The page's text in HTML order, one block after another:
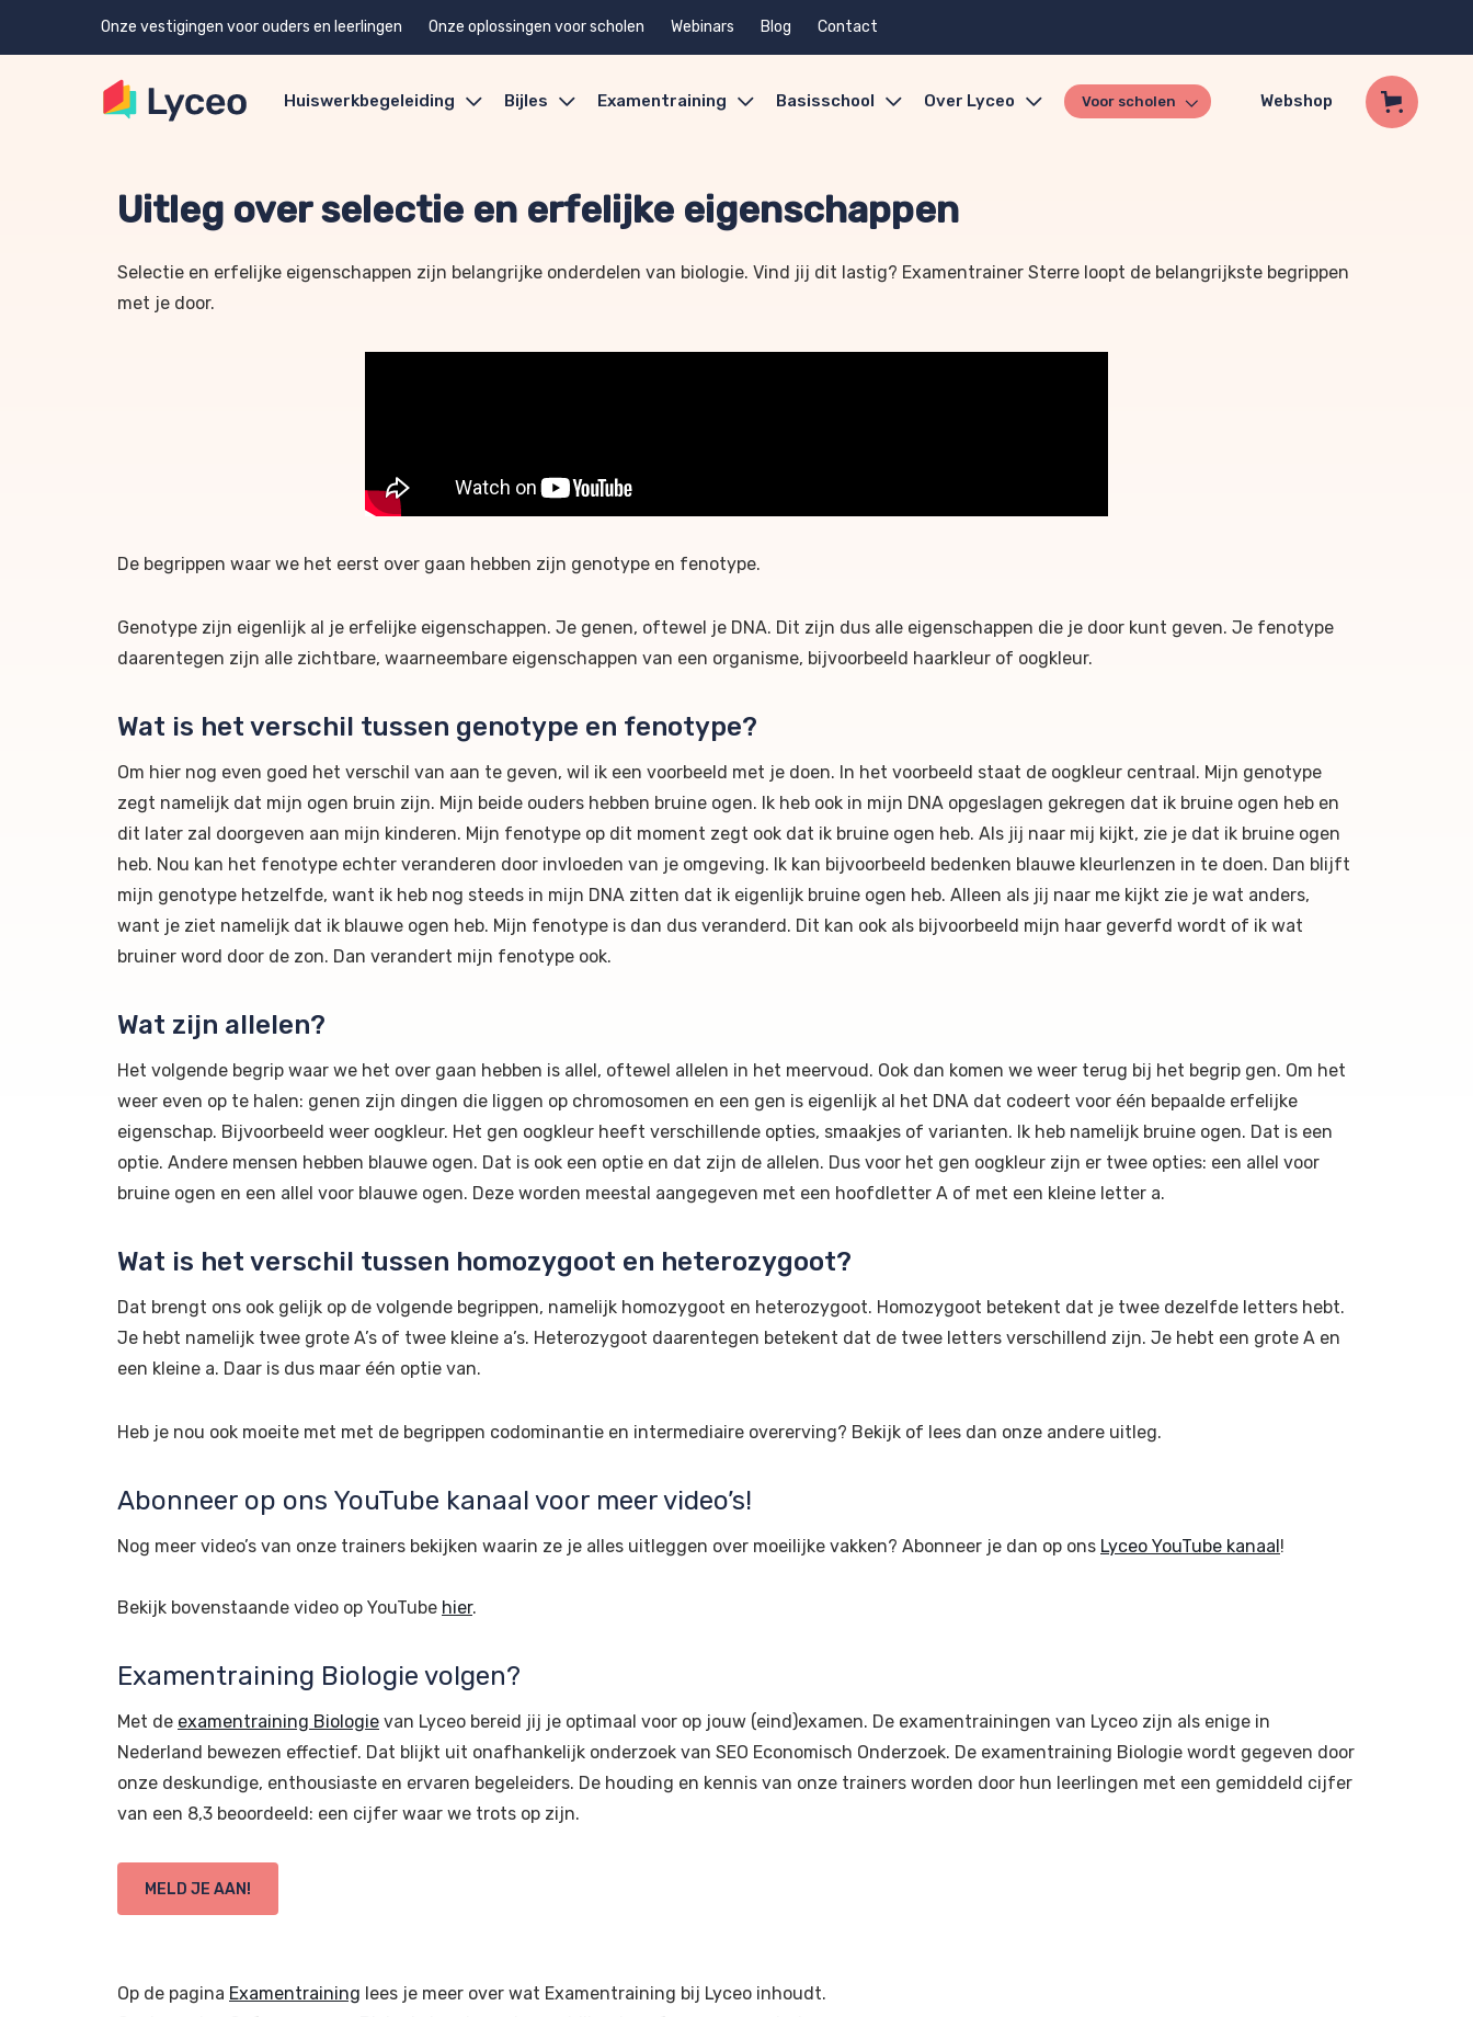
Onze vestigingen voor ouders en leerlingen Onze oplossingen voor scholen Webinars Blog Contact
Huiswerkbegeleiding Bijles Examentraining Basisschool Over Lyceo Voor scholen Webshop
Uitleg over selectie en erfelijke eigenschappen
Selectie en erfelijke eigenschappen zijn belangrijke onderdelen van biologie. Vind jij dit lastig? Examentrainer Sterre loopt de belangrijkste begrippen
met je door.
De begrippen waar we het eerst over gaan hebben zijn genotype en fenotype.
Genotype zijn eigenlijk al je erfelijke eigenschappen. Je genen, oftewel je DNA. Dit zijn dus alle eigenschappen die je door kunt geven. Je fenotype
daarentegen zijn alle zichtbare, waarneembare eigenschappen van een organisme, bijvoorbeeld haarkleur of oogkleur.
Wat is het verschil tussen genotype en fenotype?
Om hier nog even goed het verschil van aan te geven, wil ik een voorbeeld met je doen. In het voorbeeld staat de oogkleur centraal. Mijn genotype
zegt namelijk dat mijn ogen bruin zijn. Mijn beide ouders hebben bruine ogen. Ik heb ook in mijn DNA opgeslagen gekregen dat ik bruine ogen heb en
dit later zal doorgeven aan mijn kinderen. Mijn fenotype op dit moment zegt ook dat ik bruine ogen heb. Als jij naar mij kijkt, zie je dat ik bruine ogen
heb. Nou kan het fenotype echter veranderen door invloeden van je omgeving. Ik kan bijvoorbeeld bedenken blauwe kleurlenzen in te doen. Dan blijft
mijn genotype hetzelfde, want ik heb nog steeds in mijn DNA zitten dat ik eigenlijk bruine ogen heb. Alleen als jij naar me kijkt zie je wat anders,
want je ziet namelijk dat ik blauwe ogen heb. Mijn fenotype is dan dus veranderd. Dit kan ook als bijvoorbeeld mijn haar geverfd wordt of ik wat
bruiner word door de zon. Dan verandert mijn fenotype ook.
Wat zijn allelen?
Het volgende begrip waar we het over gaan hebben is allel, oftewel allelen in het meervoud. Ook dan komen we weer terug bij het begrip gen. Om het
weer even op te halen: genen zijn dingen die liggen op chromosomen en een gen is eigenlijk al het DNA dat codeert voor één bepaalde erfelijke
eigenschap. Bijvoorbeeld weer oogkleur. Het gen oogkleur heeft verschillende opties, smaakjes of varianten. Ik heb namelijk bruine ogen. Dat is een
optie. Andere mensen hebben blauwe ogen. Dat is ook een optie en dat zijn de allelen. Dus voor het gen oogkleur zijn er twee opties: een allel voor
bruine ogen en een allel voor blauwe ogen. Deze worden meestal aangegeven met een hoofdletter A of met een kleine letter a.
Wat is het verschil tussen homozygoot en heterozygoot?
Dat brengt ons ook gelijk op de volgende begrippen, namelijk homozygoot en heterozygoot. Homozygoot betekent dat je twee dezelfde letters hebt.
Je hebt namelijk twee grote A’s of twee kleine a’s. Heterozygoot daarentegen betekent dat de twee letters verschillend zijn. Je hebt een grote A en
een kleine a. Daar is dus maar één optie van.
Heb je nou ook moeite met met de begrippen codominantie en intermediaire overerving? Bekijk of lees dan onze andere uitleg.
Abonneer op ons YouTube kanaal voor meer video’s!
Nog meer video’s van onze trainers bekijken waarin ze je alles uitleggen over moeilijke vakken? Abonneer je dan op ons Lyceo YouTube kanaal!
Bekijk bovenstaande video op YouTube hier.
Examentraining Biologie volgen?
Met de examentraining Biologie van Lyceo bereid jij je optimaal voor op jouw (eind)examen. De examentrainingen van Lyceo zijn als enige in
Nederland bewezen effectief. Dat blijkt uit onafhankelijk onderzoek van SEO Economisch Onderzoek. De examentraining Biologie wordt gegeven door
onze deskundige, enthousiaste en ervaren begeleiders. De houding en kennis van onze trainers worden door hun leerlingen met een gemiddeld cijfer
van een 8,3 beoordeeld: een cijfer waar we trots op zijn.
MELD JE AAN!
Op de pagina Examentraining lees je meer over wat Examentraining bij Lyceo inhoudt.